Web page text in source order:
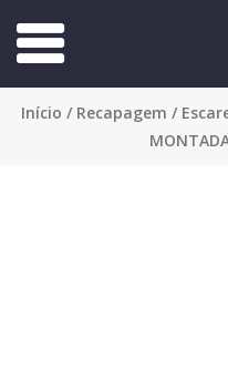
Início / Recapagem /